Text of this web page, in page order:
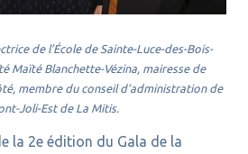
de l’École de Sainte-Luce-des-Bois-
Maïté Blanchette-Vézina, mairesse de
membre du conseil d’administration de
Joli-Est de La Mitis.
la 2e édition du Gala de la